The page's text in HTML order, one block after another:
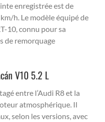
enregistrée est de
h. Le modèle équipé de
10, connu pour sa
de remorquage
V10 5.2 L
entre l’Audi R8 et la
atmosphérique. Il
selon les versions, avec